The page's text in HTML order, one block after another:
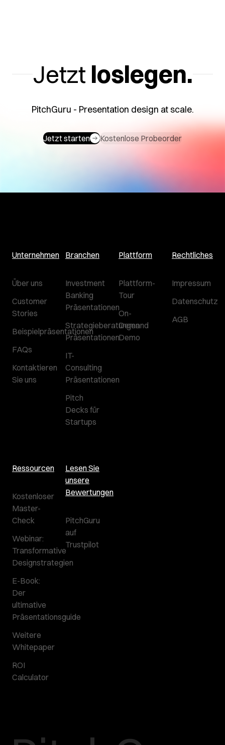
Jetzt loslegen.
PitchGuru - Presentation design at scale.
Jetzt starten Kostenlose Probeorder
Unternehmen
Über uns
Customer
Stories
Beispielpräsentationen
FAQs
Kontaktieren
Sie uns
Branchen
Investment
Banking
Präsentationen
Strategieberatungen
Präsentationen
IT-
Consulting
Präsentationen
Pitch
Decks für
Startups
Plattform
Plattform-
Tour
On-
Demand
Demo
Rechtliches
Impressum
Datenschutz
AGB
Ressourcen
Kostenloser
Master-
Check
Webinar:
Transformative
Designstrategien
E-Book:
Der
ultimative
Präsentationsguide
Weitere
Whitepaper
ROI
Calculator
Lesen Sie
unsere
Bewertungen
PitchGuru
auf
Trustpilot